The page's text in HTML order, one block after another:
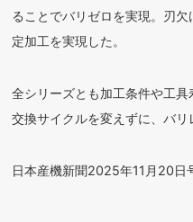
ることでバリゼロを実現。刃
定加工を実現した。
全シリーズとも加工条件や工
交換サイクルを変えずに、バリ
日本産機新聞2025年11月20日